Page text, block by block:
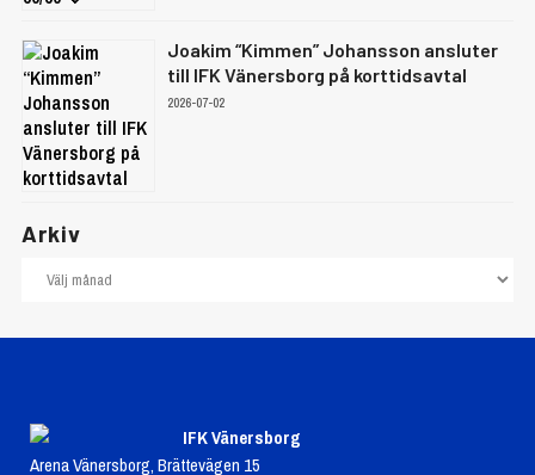
Joakim “Kimmen” Johansson ansluter
till IFK Vänersborg på korttidsavtal
2026-07-02
Arkiv
IFK Vänersborg
Arena Vänersborg, Brättevägen 15